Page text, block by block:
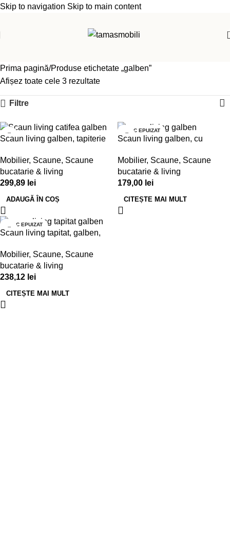
Skip to navigation Skip to main content
Prima pagină Produse etichetate „galben”
Afișez toate cele 3 rezultate
Filtre
Scaun living galben, tapiterie
Mobilier, Scaune, Scaune
bucatarie & living
299,89 lei
ADAUGĂ ÎN COȘ
STOC EPUIZAT
Scaun living galben, cu
Mobilier, Scaune, Scaune
bucatarie & living
179,00 lei
CITEȘTE MAI MULT
STOC EPUIZAT
Scaun living tapitat, galben,
Mobilier, Scaune, Scaune
bucatarie & living
238,12 lei
CITEȘTE MAI MULT